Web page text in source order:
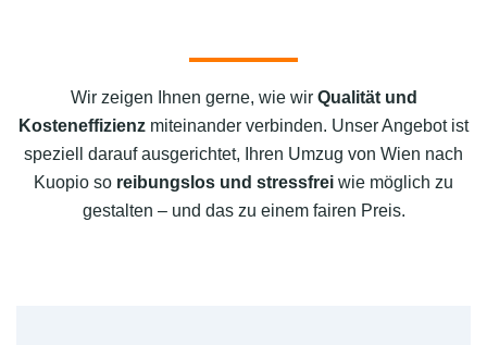
Wir zeigen Ihnen gerne, wie wir Qualität und
Kosteneffizienz miteinander verbinden. Unser Angebot ist
speziell darauf ausgerichtet, Ihren Umzug von Wien nach
Kuopio so reibungslos und stressfrei wie möglich zu
gestalten – und das zu einem fairen Preis.